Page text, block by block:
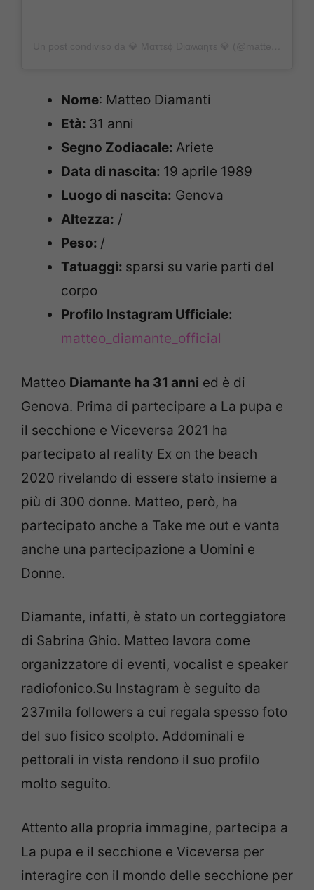
Nome: Matteo Diamanti
Età: 31 anni
Segno Zodiacale: Ariete
Data di nascita: 19 aprile 1989
Luogo di nascita: Genova
Altezza: /
Peso: /
Tatuaggi: sparsi su varie parti del
corpo
Profilo Instagram Ufficiale:
matteo_diamante_official
Matteo Diamante ha 31 anni ed è di
Genova. Prima di partecipare a La pupa e
il secchione e Viceversa 2021 ha
partecipato al reality Ex on the beach
2020 rivelando di essere stato insieme a
più di 300 donne. Matteo, però, ha
partecipato anche a Take me out e vanta
anche una partecipazione a Uomini e
Donne.
Diamante, infatti, è stato un corteggiatore
di Sabrina Ghio. Matteo lavora come
organizzatore di eventi, vocalist e speaker
radiofonico.Su Instagram è seguito da
237mila followers a cui regala spesso foto
del suo fisico scolpto. Addominali e
pettorali in vista rendono il suo profilo
molto seguito.
Attento alla propria immagine, partecipa a
La pupa e il secchione e Viceversa per
interagire con il mondo delle secchione per